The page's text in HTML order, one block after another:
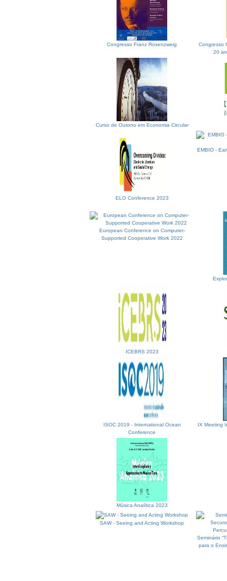
Congresso Franz Rosenzweig
Congresso
20
Curso de Outono em Economia Circular
ELO Conference 2023
EMBIO -
European Conference on Computer-
Supported Cooperative Work 2022
ICEBRS 2023
ISOC 2019 - International Ocean
Conference
IX Meeting
Música Analítica 2023
SAW - Seeing and Acting Workshop
Seminário
para o